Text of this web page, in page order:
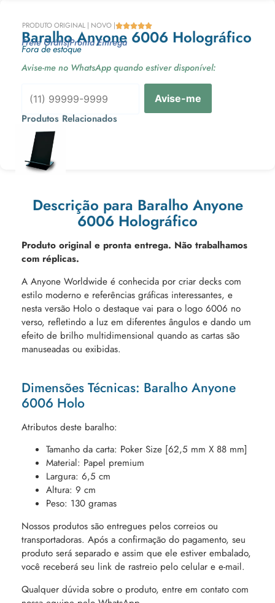
PRODUTO ORIGINAL | NOVO |
Baralho Anyone 6006 Holográfico
Frete Grátis|Pronta Entrega
Fora de estoque
Avise-me no WhatsApp quando estiver disponível:
Avise-me
Produtos Relacionados
Descrição para Baralho Anyone
6006 Holográfico
Produto original e pronta entrega. Não trabalhamos
com réplicas.
A Anyone Worldwide é conhecida por criar decks com
estilo moderno e referências gráficas interessantes, e
nesta versão Holo o destaque vai para o logo 6006 no
verso, refletindo a luz em diferentes ângulos e dando um
efeito de brilho multidimensional quando as cartas são
manuseadas ou exibidas.
Dimensões Técnicas: Baralho Anyone
6006 Holo
Atributos deste baralho:
Tamanho da carta: Poker Size [62,5 mm X 88 mm]
Material: Papel premium
Largura: 6,5 cm
Altura: 9 cm
Peso: 130 gramas
Nossos produtos são entregues pelos correios ou
transportadoras. Após a confirmação do pagamento, seu
produto será separado e assim que ele estiver embalado,
você receberá seu link de rastreio pelo celular e e-mail.
Qualquer dúvida sobre o produto, entre em contato com